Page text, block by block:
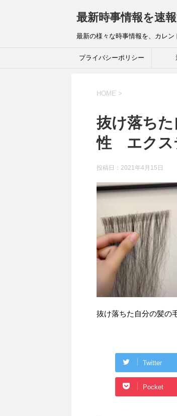
最新時事情報を速
最新の様々な時事情報を、カレン
プライバシーポリシー
HOME >
抜け落ち
性 エクス
投稿日： 2021年4月15日
抜け落ちた自分の髪の
Twitter
Pocket